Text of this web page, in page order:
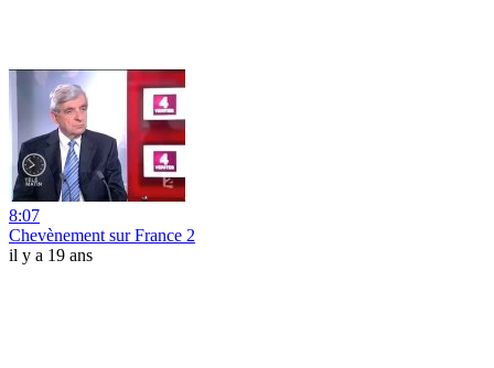
8:07
Chevènement sur France 2
il y a 19 ans